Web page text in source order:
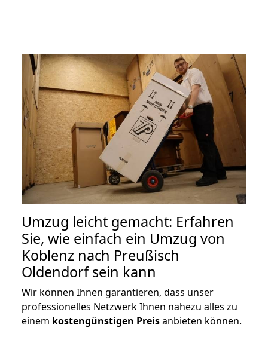
Umzug leicht gemacht: Erfahren
Sie, wie einfach ein Umzug von
Koblenz nach Preußisch
Oldendorf sein kann
Wir können Ihnen garantieren, dass unser
professionelles Netzwerk Ihnen nahezu alles zu
einem kostengünstigen Preisanbieten können.